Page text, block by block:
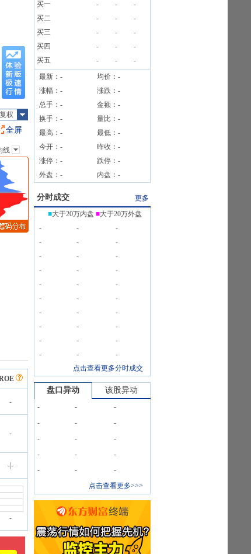
权
全屏
图指标
均线
EXPMA
SAR
BBI
线
-
-
--
-
买一
- -
-
买二
- -
-
买三
- -
-
买四
- -
-
买五
- -
-
最新： - 均价： -
涨幅： - 涨跌： -
总手： - 金额： -
换手： - 量比： -
最高： - 最低： -
今开： - 昨收： -
涨停： - 跌停： -
外盘： - 内盘： -
分时成交
更多
■大于20万内盘 ■大于20万外盘
-
-
-
-
-
-
-
-
-
-
-
-
-
-
-
-
-
-
-
-
-
-
-
-
-
-
-
-
-
-
点击查看更多分时成交
盘口异动 该股异动
- -
-
-
-
-
-
-
-
-
-
-
-
-
-
点击查看更多>>>